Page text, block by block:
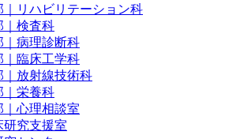
｜リハビリテーション科
｜検査科
｜病理診断科
｜臨床工学科
｜放射線技術科
｜栄養科
｜心理相談室
研究支援室